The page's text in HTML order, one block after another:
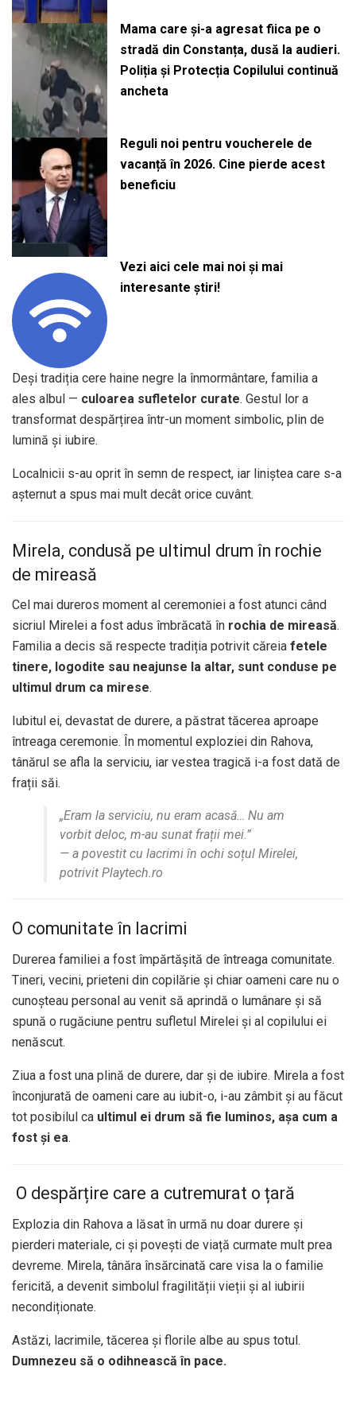
Mama care și-a agresat fiica pe o
stradă din Constanța, dusă la audieri.
Poliția și Protecția Copilului continuă
ancheta
Reguli noi pentru voucherele de
vacanță în 2026. Cine pierde acest
beneficiu
Vezi aici cele mai noi și mai
interesante știri!
Deși tradiția cere haine negre la înmormântare, familia a
ales albul — culoarea sufletelor curate. Gestul lor a
transformat despărțirea într-un moment simbolic, plin de
lumină și iubire.
Localnicii s-au oprit în semn de respect, iar liniștea care s-a
așternut a spus mai mult decât orice cuvânt.
Mirela, condusă pe ultimul drum în rochie
de mireasă
Cel mai dureros moment al ceremoniei a fost atunci când
sicriul Mirelei a fost adus îmbrăcată în rochia de mireasă.
Familia a decis să respecte tradiția potrivit căreia fetele
tinere, logodite sau neajunse la altar, sunt conduse pe
ultimul drum ca mirese.
Iubitul ei, devastat de durere, a păstrat tăcerea aproape
întreaga ceremonie. În momentul exploziei din Rahova,
tânărul se afla la serviciu, iar vestea tragică i-a fost dată de
frații săi.
„Eram la serviciu, nu eram acasă… Nu am
vorbit deloc, m-au sunat frații mei.”
— a povestit cu lacrimi în ochi soțul Mirelei,
potrivit Playtech.ro
O comunitate în lacrimi
Durerea familiei a fost împărtășită de întreaga comunitate.
Tineri, vecini, prieteni din copilărie și chiar oameni care nu o
cunoșteau personal au venit să aprindă o lumânare și să
spună o rugăciune pentru sufletul Mirelei și al copilului ei
nenăscut.
Ziua a fost una plină de durere, dar și de iubire. Mirela a fost
înconjurată de oameni care au iubit-o, i-au zâmbit și au făcut
tot posibilul ca ultimul ei drum să fie luminos, așa cum a
fost și ea.
️ O despărțire care a cutremurat o țară
Explozia din Rahova a lăsat în urmă nu doar durere și
pierderi materiale, ci și povești de viață curmate mult prea
devreme. Mirela, tânăra însărcinată care visa la o familie
fericită, a devenit simbolul fragilității vieții și al iubirii
necondiționate.
Astăzi, lacrimile, tăcerea și florile albe au spus totul.
Dumnezeu să o odihnească în pace.